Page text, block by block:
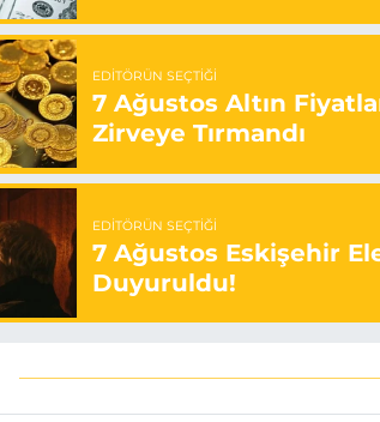
EDITÖRÜN SEÇTIĞI
7 Ağustos Altın
Zirveye Tırmandı
EDITÖRÜN SEÇTIĞI
7 Ağustos Eskişehir
Duyuruldu!